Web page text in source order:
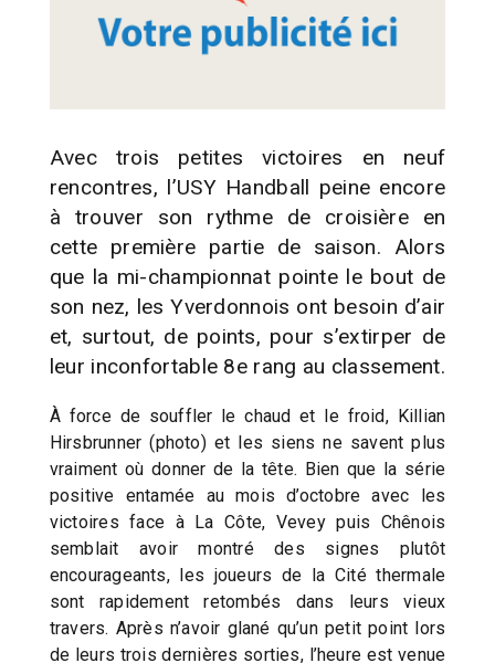
Avec trois petites victoires en neuf
rencontres, l’USY Handball peine encore
à trouver son rythme de croisière en
cette première partie de saison. Alors
que la mi-championnat pointe le bout de
son nez, les Yverdonnois ont besoin d’air
et, surtout, de points, pour s’extirper de
leur inconfortable 8e rang au classement.
À force de souffler le chaud et le froid, Killian
Hirsbrunner (photo) et les siens ne savent plus
vraiment où donner de la tête. Bien que la série
positive entamée au mois d’octobre avec les
victoires face à La Côte, Vevey puis Chênois
semblait avoir montré des signes plutôt
encourageants, les joueurs de la Cité thermale
sont rapidement retombés dans leurs vieux
travers. Après n’avoir glané qu’un petit point lors
de leurs trois dernières sorties, l’heure est venue